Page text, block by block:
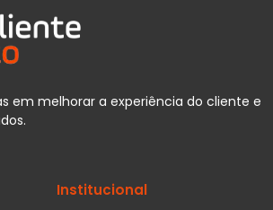
em melhorar a experiência do cliente e
Institucional